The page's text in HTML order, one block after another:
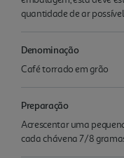
quantidade de ar
Denominação
Café torrado em grão
Preparação
Acrescentar uma
cada chávena 7/8